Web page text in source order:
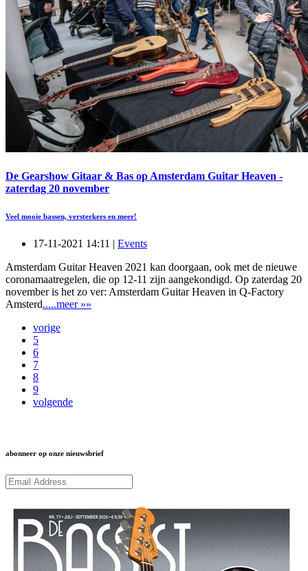
De Gearshow Gitaar & Bas op Amsterdam Guitar Heaven -
zaterdag 20 november
Veel mooie bassen, versterkers en meer!
17-11-2021 14:11 | Events
Amsterdam Guitar Heaven 2021 kan doorgaan, ook met de nieuwe
coronamaatregelen, die op 12-11 zijn aangekondigd. Op zaterdag 20
november is het zo ver: Amsterdam Guitar Heaven in Q-Factory
Amsterd.....meer »»
vorige
5
6
7
8
9
volgende
abonneer op onze nieuwsbrief